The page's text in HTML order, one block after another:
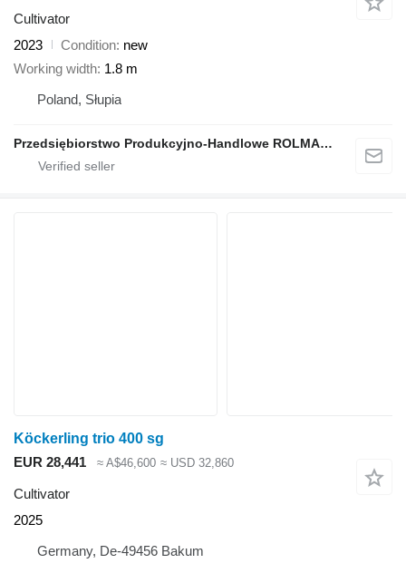
Cultivator
2023
Condition new
Working width 1.8 m
Poland, Słupia
Przedsiębiorstwo Produkcyjno-Handlowe ROLMAPOL Marcin Dziekan
Köckerling trio 400 sg
EUR 28,441
≈ A$46,600 ≈ USD 32,860
Cultivator
2025
Germany, De-49456 Bakum